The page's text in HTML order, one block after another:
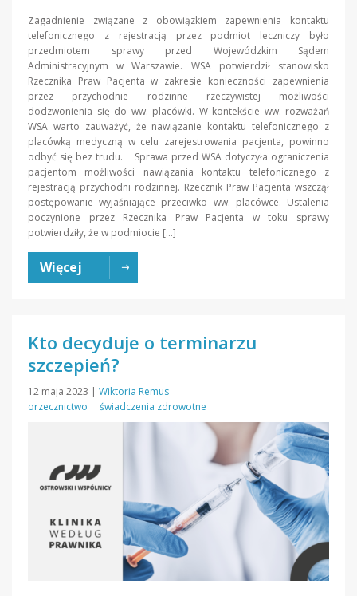
Zagadnienie związane z obowiązkiem zapewnienia kontaktu
telefonicznego z rejestracją przez podmiot leczniczy było
przedmiotem sprawy przed Wojewódzkim Sądem
Administracyjnym w Warszawie. WSA potwierdził stanowisko
Rzecznika Praw Pacjenta w zakresie konieczności zapewnienia
przez przychodnie rodzinne rzeczywistej możliwości
dodzwonienia się do ww. placówki. W kontekście ww. rozważań
WSA warto zauważyć, że nawiązanie kontaktu telefonicznego z
placówką medyczną w celu zarejestrowania pacjenta, powinno
odbyć się bez trudu. Sprawa przed WSA dotyczyła ograniczenia
pacjentom możliwości nawiązania kontaktu telefonicznego z
rejestracją przychodni rodzinnej. Rzecznik Praw Pacjenta wszczął
postępowanie wyjaśniające przeciwko ww. placówce. Ustalenia
poczynione przez Rzecznika Praw Pacjenta w toku sprawy
potwierdziły, że w podmiocie […]
Więcej
Kto decyduje o terminarzu
szczepień?
12 maja 2023 | Wiktoria Remus
orzecznictwo
świadczenia zdrowotne